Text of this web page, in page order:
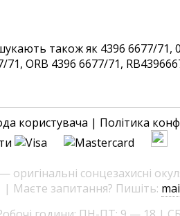
також як 4396 6677/71,
ORB 4396 6677/71,
користувача | Політика
сонцезахисні
| Маєте запитання? Пишіть: